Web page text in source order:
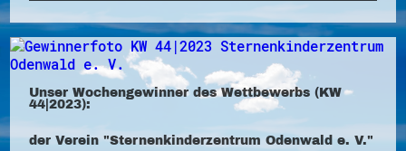
Unser Wochengewinner des Wettbewerbs (KW
44|2023):
der Verein "Sternenkinderzentrum Odenwald e. V."